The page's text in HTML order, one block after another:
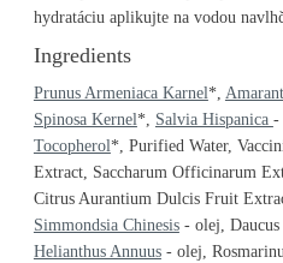
hydratáciu aplikujte na vodou
Ingredients
Prunus Armeniaca Karnel*,
Spinosa Kernel*, Salvia Hispanica -
Tocopherol*, Purified Water,
Extract, Saccharum Officinarum
Citrus Aurantium Dulcis Fruit
Simmondsia Chinesis- olej, Daucus
Helianthus Annuus- olej,